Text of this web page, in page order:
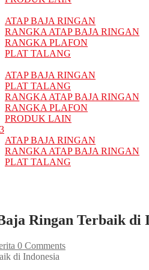
ATAP BAJA RINGAN
RANGKA ATAP BAJA RINGAN
RANGKA PLAFON
PLAT TALANG
ATAP BAJA RINGAN
PLAT TALANG
RANGKA ATAP BAJA RINGAN
RANGKA PLAFON
PRODUK LAIN
ATAP BAJA RINGAN
RANGKA ATAP BAJA RINGAN
PLAT TALANG
Ringan Terbaik di
0 Comments